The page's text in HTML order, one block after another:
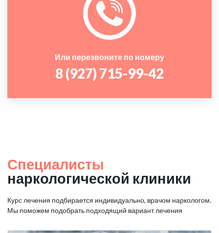
Или перезвоните по номеру
8 (927) 715-99-42
Специалисты
наркологической клиники
Курс лечения подбирается индивидуально, врачом наркологом.
Мы поможем подобрать подходящий вариант лечения